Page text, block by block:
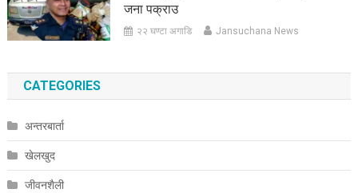
जना पक्राउ
२२ घण्टा अगाडि Jansuchana News
CATEGORIES
अन्तरबार्ता
खेलखुद
जीवनशैली